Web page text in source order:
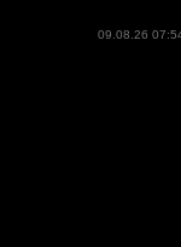
09.08.26